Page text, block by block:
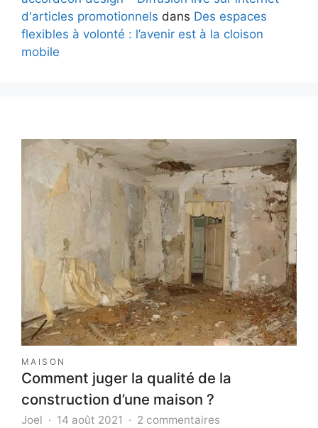
d'articles promotionnels dans Des espaces
flexibles à volonté : l’avenir est à la cloison
mobile
MAISON
Comment juger la qualité de la
construction d’une maison ?
Joel 14 août 2021 2 commentaires